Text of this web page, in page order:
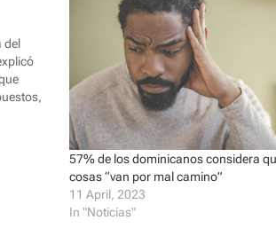
del
el 55…
57% de los dominicanos considera
cosas “van por mal camino”
11 April, 2023
In "Noticias"